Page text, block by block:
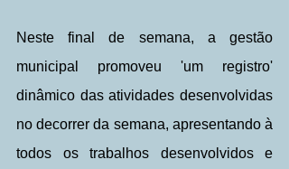
Neste final de semana, a gestão
municipal promoveu 'um registro'
dinâmico das atividades desenvolvidas
no decorrer da semana, apresentando à
todos os trabalhos desenvolvidos e